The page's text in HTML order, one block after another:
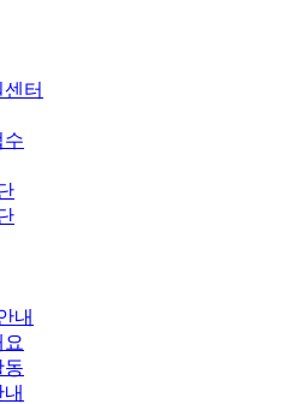
터
수
내
동